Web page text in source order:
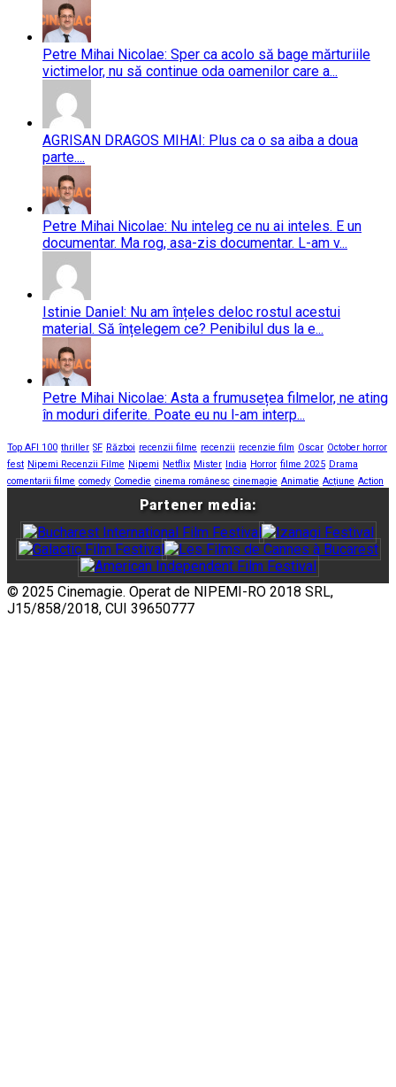
Petre Mihai Nicolae: Sper ca acolo să bage mărturiile
victimelor, nu să continue oda oamenilor care a...
AGRISAN DRAGOS MIHAI: Plus ca o sa aiba a doua
parte....
Petre Mihai Nicolae: Nu inteleg ce nu ai inteles. E un
documentar. Ma rog, asa-zis documentar. L-am v...
Istinie Daniel: Nu am înțeles deloc rostul acestui
material. Să înțelegem ce? Penibilul dus la e...
Petre Mihai Nicolae: Asta a frumusețea filmelor, ne ating
în moduri diferite. Poate eu nu l-am interp...
Top AFI 100 thriller SF Război recenzii filme recenzii recenzie film Oscar October horror
fest Nipemi Recenzii Filme Nipemi Netflix Mister India Horror filme 2025 Drama
comentarii filme comedy Comedie cinema românesc cinemagie Animatie Acțiune Action
Partener media:
© 2025 Cinemagie. Operat de NIPEMI-RO 2018 SRL,
J15/858/2018, CUI 39650777